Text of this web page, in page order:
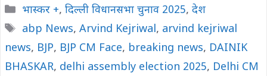
Categories
भास्कर +, दिल्ली विधानसभा चुनाव 2025, देश
Tags
abp News, Arvind Kejriwal, arvind kejriwal
news, BJP, BJP CM Face, breaking news, DAINIK
BHASKAR, delhi assembly election 2025, Delhi CM